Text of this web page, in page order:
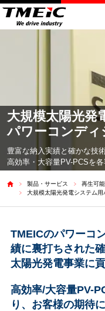
大規模太陽光発
パワーコンディ
豊富な納入実績と確かな技術
高効率・大容量PV-PCSを各
製品・サービス
再生可
大規模太陽光発電システム
TMEICのパワーコ
績に裏打ちされた
太陽光発電事業に
高効率/大容量PV-
り、お客様の期待